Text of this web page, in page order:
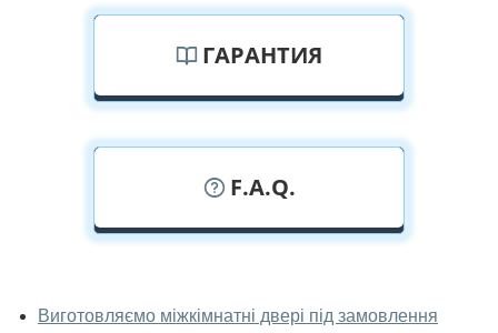
ГАРАНТИЯ
F.A.Q.
двері фаворит наживо?
Виготовляємо міжкімнатні двері під замовлення